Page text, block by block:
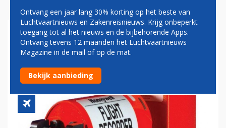
TWEEDE ZWARTE DOOS
GECRASHT CHINEES
VLIEGTUIG GEVONDEN
Ontvang een jaar lang 30% korting op het beste van
Luchtvaartnieuws en Zakenreisnieuws. Krijg onbeperkt
toegang tot al het nieuws en de bijbehorende Apps.
Ontvang tevens 12 maanden het Luchtvaartnieuws
Magazine in de mail of op de mat.
Bekijk aanbieding